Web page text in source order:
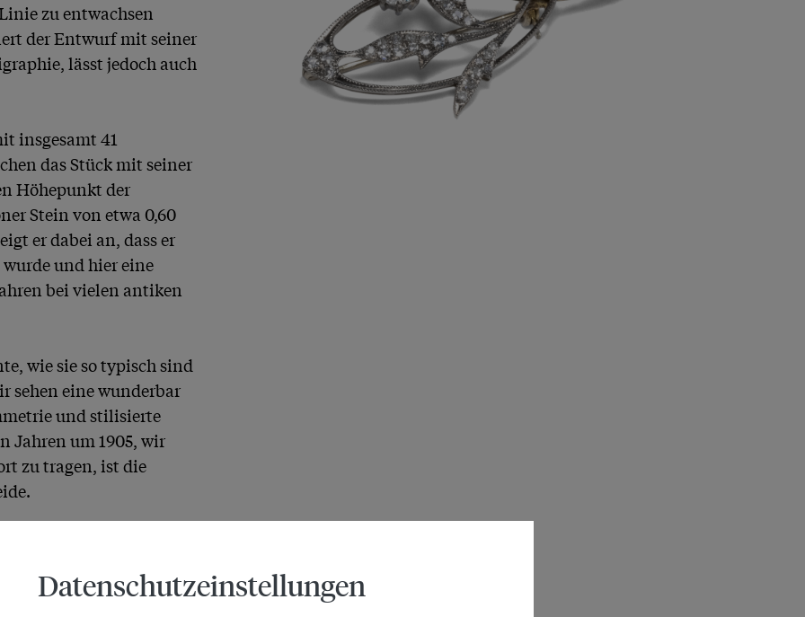
zu entwachsen
der Entwurf mit seiner
lässt jedoch auch
insgesamt 41
das Stück mit seiner
Höhepunkt der
Stein von etwa 0,60
er dabei an, dass er
und hier eine
bei vielen antiken
wie sie so typisch sind
sehen eine wunderbar
und stilisierte
Jahren um 1905, wir
zu tragen, ist die
Datenschutzeinstellungen